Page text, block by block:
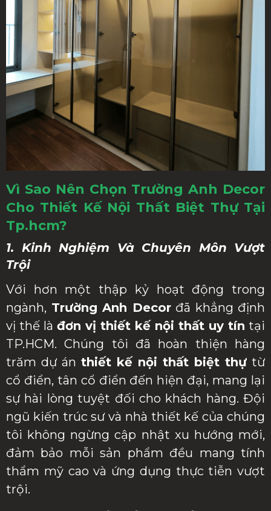
Vì Sao Nên Chọn Trường Anh Decor
Cho Thiết Kế Nội Thất Biệt Thự Tại
Tp.hcm?
1. Kinh Nghiệm Và Chuyên Môn Vượt
Trội
Với hơn một thập kỷ hoạt động trong
ngành, Trường Anh Decorđã khẳng định
vị thế là đơn vị thiết kế nội thất uy tín tại
TP.HCM. Chúng tôi đã hoàn thiện hàng
trăm dự án thiết kế nội thất biệt thự từ
cổ điển, tân cổ điển đến hiện đại, mang lại
sự hài lòng tuyệt đối cho khách hàng. Đội
ngũ kiến trúc sư và nhà thiết kế của chúng
tôi không ngừng cập nhật xu hướng mới,
đảm bảo mỗi sản phẩm đều mang tính
thẩm mỹ cao và ứng dụng thực tiễn vượt
trội.